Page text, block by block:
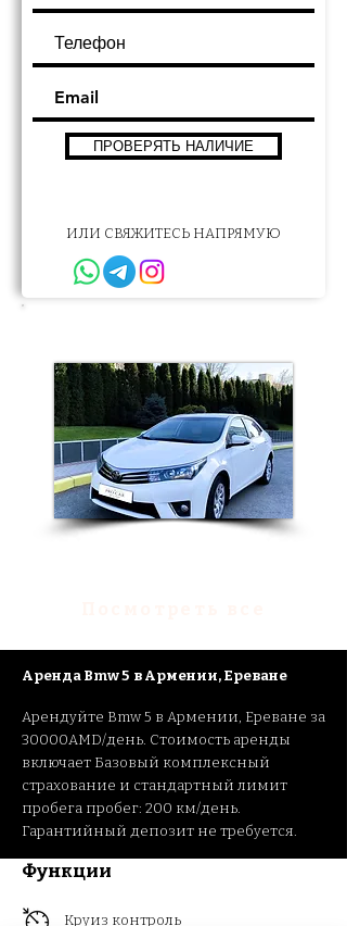
ПРОВЕРЯТЬ НАЛИЧИЕ
ИЛИ СВЯЖИТЕСЬ НАПРЯМУЮ
Аренда Bmw 5 в Армении, Ереване
Арендуйте Bmw 5 в Армении, Ереване за
30000AMD/день. Стоимость аренды
включает Базовый комплексный
страхование и стандартный лимит
пробега пробег: 200 км/день.
Гарантийный депозит не требуется.
Функции
Круиз контроль